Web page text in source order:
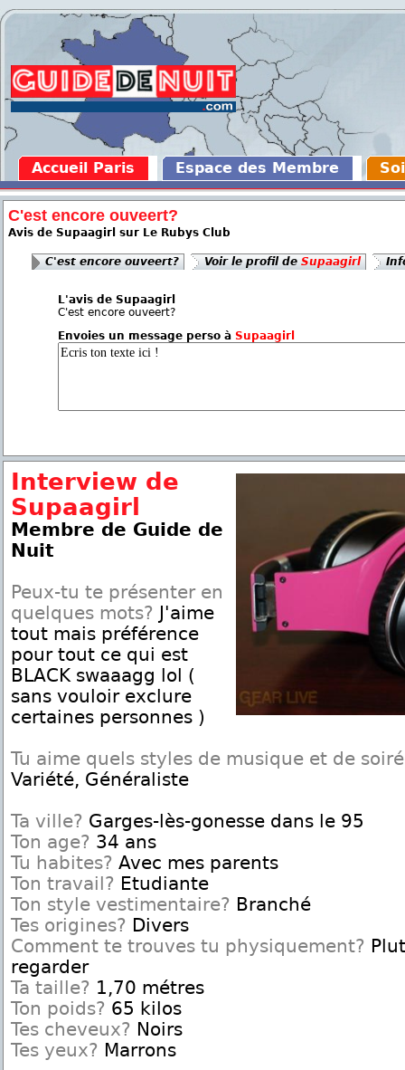
Accueil Paris Espace des Membre
C'est encore ouveert?
Avis de Supaagirl sur Le Rubys Club
C'est encore ouveert? Voir le profil de Supaagirl
L'avis de Supaagirl
C'est encore ouveert?
Envoies un message perso à Supaagirl
Interview de
Supaagirl
Membre de Guide de
Nuit
Peux-tu te présenter en
quelques mots? J'aime
tout mais préférence
pour tout ce qui est
BLACK swaaagg lol (
sans vouloir exclure
certaines personnes )
Tu aime quels styles de musique et de
Variété, Généraliste
Ta ville? Garges-lès-gonesse dans le 95
Ton age? 34 ans
Tu habites? Avec mes parents
Ton travail? Etudiante
Ton style vestimentaire? Branché
Tes origines? Divers
Comment te trouves tu physiquement?
regarder
Ta taille? 1,70 métres
Ton poids? 65 kilos
Tes cheveux? Noirs
Tes yeux? Marrons